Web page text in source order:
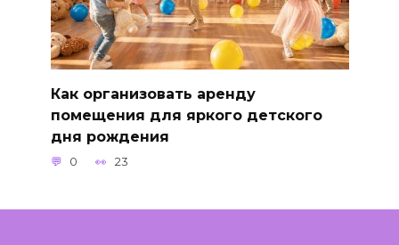
Как организовать аренду
помещения для яркого детского
дня рождения
0 23